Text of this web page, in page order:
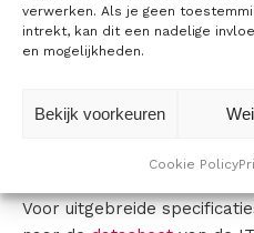
verwerken. Als je geen
intrekt, kan dit een nadelige
en mogelijkheden.
Bekijk voorkeuren
Cookie Policy
T
Tijdens het schakelen
spanningsniveaus tijdens
Met de IT-M3100D reeks
en hun gamma uitbreiden
testapparatuur voor de
Voor uitgebreide